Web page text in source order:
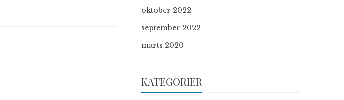
oktober 2022
september 2022
marts 2020
KATEGORIER